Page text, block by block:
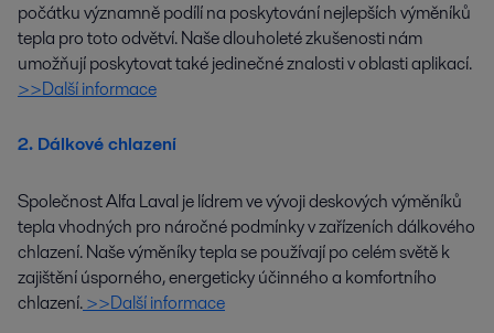
počátku významně podílí na poskytování nejlepších výměníků
tepla pro toto odvětví. Naše dlouholeté zkušenosti nám
umožňují poskytovat také jedinečné znalosti v oblasti aplikací.
>>Další informace
2. Dálkové chlazení
Společnost Alfa Laval je lídrem ve vývoji deskových výměníků
tepla vhodných pro náročné podmínky v zařízeních dálkového
chlazení. Naše výměníky tepla se používají po celém světě k
zajištění úsporného, energeticky účinného a komfortního
chlazení.>>Další informace​